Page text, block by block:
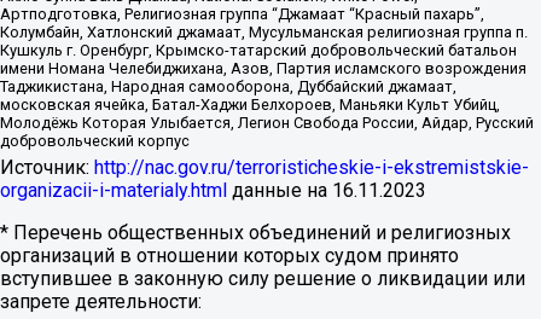
Артподготовка, Религиозная группа “Джамаат “Красный пахарь”,
Колумбайн, Хатлонский джамаат, Мусульманская религиозная группа п.
Кушкуль г. Оренбург, Крымско-татарский добровольческий батальон
имени Номана Челебиджихана, Азов, Партия исламского возрождения
Таджикистана, Народная самооборона, Дуббайский джамаат,
московская ячейка, Батал-Хаджи Белхороев, Маньяки Культ Убийц,
Молодёжь Которая Улыбается, Легион Свобода России, Айдар, Русский
добровольческий корпус
Источник: http://nac.gov.ru/terroristicheskie-i-ekstremistskie-
organizacii-i-materialy.html данные на 16.11.2023
* Перечень общественных объединений и религиозных
организаций в отношении которых судом принято
вступившее в законную силу решение о ликвидации или
запрете деятельности: